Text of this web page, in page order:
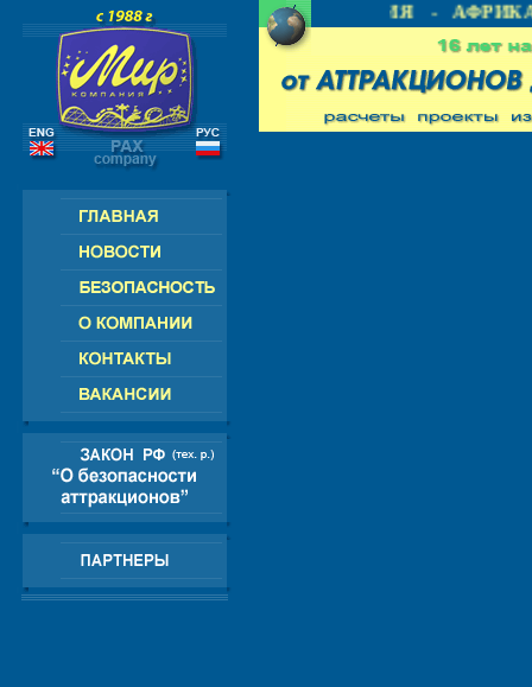
- ЕВРОПА - АМЕРИКА - АЗИЯ - АФРИКА